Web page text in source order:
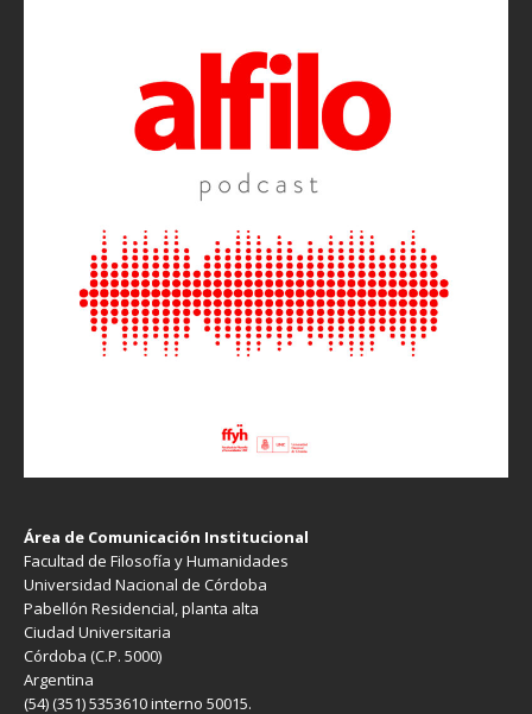
Área de Comunicación Institucional
Facultad de Filosofía y Humanidades
Universidad Nacional de Córdoba
Pabellón Residencial, planta alta
Ciudad Universitaria
Córdoba (C.P. 5000)
Argentina
(54) (351) 5353610 interno 50015.